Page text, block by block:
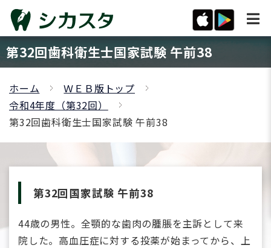
第32回歯科衛生士国家試験 午前38
ホーム
ＷＥＢ版トップ
令和4年度（第32回）
第32回歯科衛生士国家試験 午前38
第32回国家試験 午前38
44歳の男性。全顎的な歯肉の腫脹を主訴として来
院した。高血圧症に対する投薬が始まってから、上